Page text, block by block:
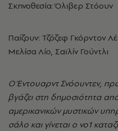
Σκηνοθεσία: Όλιβερ Στόουν
Παίζουν: Τζόζεφ Γκόρντον
Μελίσα Λίο, Σαϊλίν Γούντλι
Ο Έντουαρντ Σνόουντεν,
βγάζει στη δημοσιότητα
αμερικανικών μυστικών
σάλο και γίνεται ο νο1